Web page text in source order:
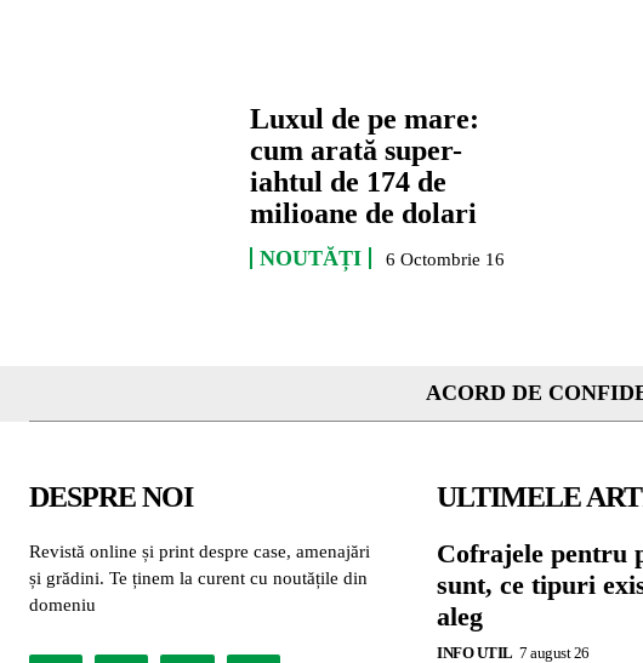
Luxul de pe mare:
cum arată super-
iahtul de 174 de
milioane de dolari
NOUTĂȚI 6 Octombrie 16
ACORD DE
DESPRE NOI
Revistă online și print despre case, amenajări
și grădini. Te ținem la curent cu noutățile din
domeniu
ULTIMELE
Cofrajele pentru
sunt, ce tipuri
aleg
INFO UTIL 7 august 26